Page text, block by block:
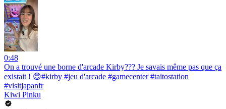
0:48
On a trouvé une borne d'arcade Kirby??? Je savais même pas que ça
existait ! 😍#kirby #jeu d'arcade #gamecenter #taitostation
#visitjapanfr
Kiwi Pinku